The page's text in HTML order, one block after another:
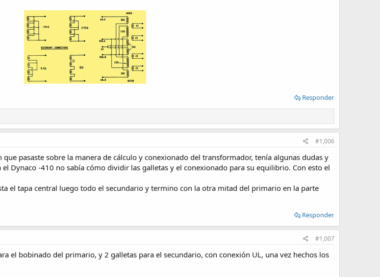
Responder
#1,006
pasaste sobre la manera de cálculo y conexionado del transformador, tenía algunas dudas y
Dynaco -410 no sabía cómo dividir las galletas y el conexionado para su equilibrio. Con esto el
el tapa central luego todo el secundario y termino con la otra mitad del primario en la parte
Responder
#1,007
el bobinado del primario, y 2 galletas para el secundario, con conexión UL, una vez hechos los